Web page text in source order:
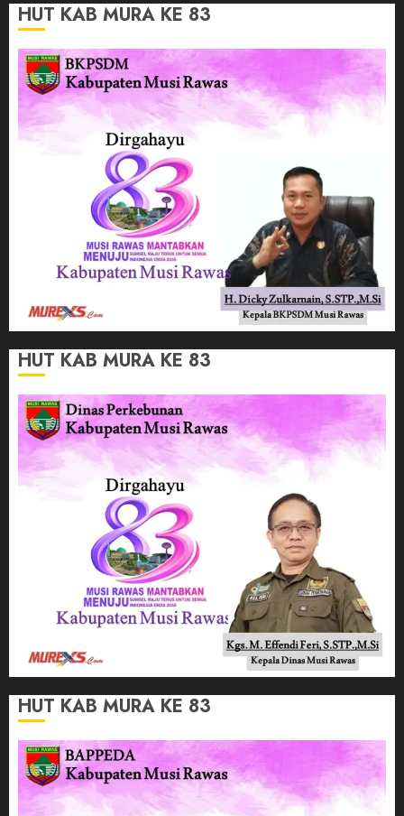
HUT KAB MURA KE 83
HUT KAB MURA KE 83
HUT KAB MURA KE 83